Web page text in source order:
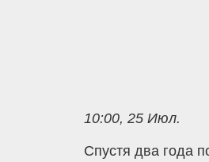
10:00, 25 Июл.
Спустя два года